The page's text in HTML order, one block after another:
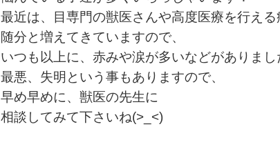
最近は、目専門の獣医さんや高度医療を行える
随分と増えてきていますので、
いつも以上に、赤みや涙が多いなどがありまし
最悪、失明という事もありますので、
早め早めに、獣医の先生に
相談してみて下さいね(>_<)